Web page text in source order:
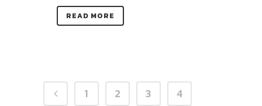
READ MORE
1 2 3
4